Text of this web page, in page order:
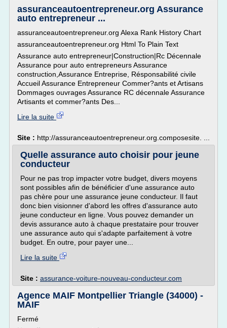
assuranceautoentrepreneur.org Assurance
auto entrepreneur ...
assuranceautoentrepreneur.org Alexa Rank History Chart
assuranceautoentrepreneur.org Html To Plain Text
Assurance auto entrepreneur|Construction|Rc Décennale
Assurance pour auto entrepreneurs Assurance
construction,Assurance Entreprise, Résponsabilité civile
Accueil Assurance Entrepreneur Commer?ants et Artisans
Dommages ouvrages Assurance RC décennale Assurance
Artisants et commer?ants Des...
Lire la suite
Site : http://assuranceautoentrepreneur.org.composesite. ...
Quelle assurance auto choisir pour jeune
conducteur
Pour ne pas trop impacter votre budget, divers moyens
sont possibles afin de bénéficier d'une assurance auto
pas chère pour une assurance jeune conducteur. Il faut
donc bien visionner d'abord les offres d'assurance auto
jeune conducteur en ligne. Vous pouvez demander un
devis assurance auto à chaque prestataire pour trouver
une assurance auto qui s'adapte parfaitement à votre
budget. En outre, pour payer une...
Lire la suite
Site : assurance-voiture-nouveau-conducteur.com
Agence MAIF Montpellier Triangle (34000) -
MAIF
Fermé